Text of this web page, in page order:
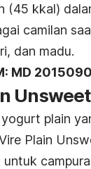
(45 kkal)
camilan
dan madu.
MD
yogurt plain
Plain